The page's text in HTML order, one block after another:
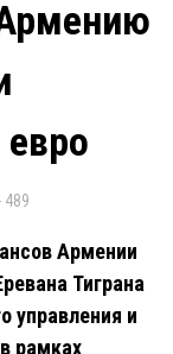
Армении
Тиграна
управления и
рамках